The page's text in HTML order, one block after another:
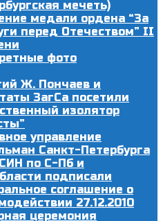
мечеть)
медали ордена “За
перед Отечеством” II
фото
Ж. Пончаев и
ЗагСа посетили
изолятор
управление
Санкт-Петербурга
по С-Пб и
подписали
соглашение о
27.12.2010
церемония